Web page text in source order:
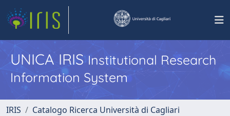
UNICA IRISInstitutional Research
Information System
IRIS
Catalogo Ricerca Università di Cagliari